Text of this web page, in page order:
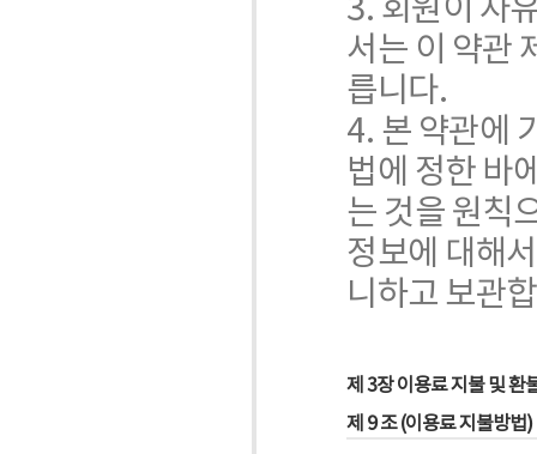
3. 회원이 자
서는 이 약관
릅니다.
4. 본 약관에
법에 정한 바
는 것을 원칙
정보에 대해
니하고 보관
제 3장 이용료 지불 및 환
제 9 조 (이용료 지불방법)